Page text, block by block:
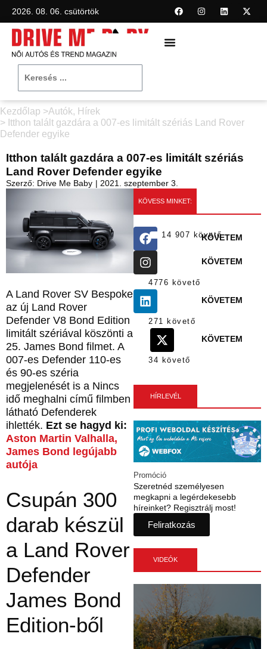
2026. 08. 06. csütörtök
Kezdőlap >Autók, Hírek
> Itthon talált gazdára a 007-es limitált szériás Land Rover
Defender egyike
Itthon talált gazdára a 007-es limitált szériás
Land Rover Defender egyike
Szerző: Drive Me Baby | 2021. szeptember 3.
A Land Rover SV Bespoke
az új Land Rover
Defender V8 Bond Edition
limitált szériával köszönti a
25. James Bond filmet. A
007-es Defender 110-es
és 90-es széria
megjelenését is a Nincs
idő meghalni című filmben
látható Defenderek
ihlették. Ezt se hagyd ki:
Aston Martin Valhalla,
James Bond legújabb
autója
Csupán 300
darab készül
a Land Rover
Defender
James Bond
Edition-ből
KÖVESS MINKET:
14 907 követőKÖVETEM
4776 követő
KÖVETEM
271 követő
KÖVETEM
34 követő
KÖVETEM
HÍRLEVÉL
Szeretnéd személyesen
megkapni a legérdekesebb
híreinket? Regisztrálj most!
Feliratkozás
Promóció
VIDEÓK